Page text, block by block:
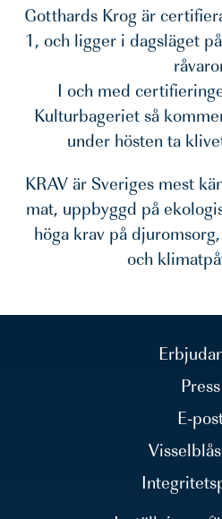
Gotthards Krog är
1, och ligger i dagsläget
I och med
Kulturbageriet så
under hösten ta
KRAV är Sveriges mest
mat, uppbyggd på
höga krav på
och
Press
E-